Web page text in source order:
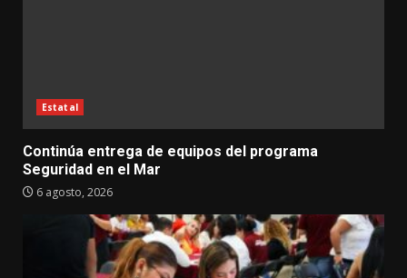
Estatal
Continúa entrega de equipos del programa
Seguridad en el Mar
6 agosto, 2026